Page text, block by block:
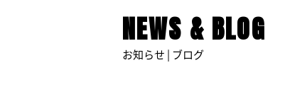
NEWS & BLOG
お知らせ | ブログ